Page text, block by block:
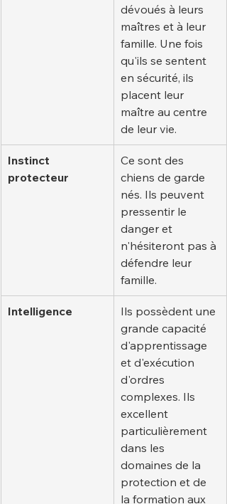
dévoués à leurs
maîtres et à leur
famille. Une fois
qu'ils se sentent
en sécurité, ils
placent leur
maître au centre
de leur vie.
Instinct
protecteur
Ce sont des
chiens de garde
nés. Ils peuvent
pressentir le
danger et
n'hésiteront pas à
défendre leur
famille.
Intelligence
Ils possèdent une
grande capacité
d'apprentissage
et d'exécution
d'ordres
complexes. Ils
excellent
particulièrement
dans les
domaines de la
protection et de
la formation aux